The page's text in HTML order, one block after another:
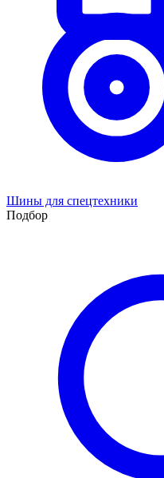
Шины для спецтехники
Подбор